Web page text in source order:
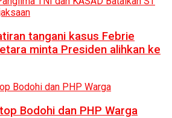
tangani kasus Febrie
minta Presiden alihkan ke
Bodohi dan PHP Warga